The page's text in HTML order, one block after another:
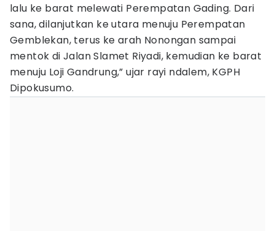
lalu ke barat melewati Perempatan Gading. Dari
sana, dilanjutkan ke utara menuju Perempatan
Gemblekan, terus ke arah Nonongan sampai
mentok di Jalan Slamet Riyadi, kemudian ke barat
menuju Loji Gandrung,” ujar rayi ndalem, KGPH
Dipokusumo.